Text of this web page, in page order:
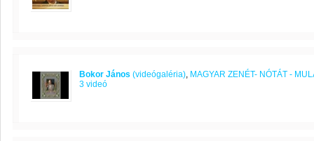
Bokor János (videógaléria), MAGYAR ZENÉT- NÓTÁT -
3 videó